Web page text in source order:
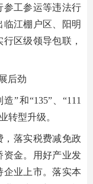
参工参运等违法行
江棚户区、阳明
区级领导包联，
后劲
”和“135”、“111
转型升级。
，落实税费减免政
资金。用好产业发
企业上市。落实本